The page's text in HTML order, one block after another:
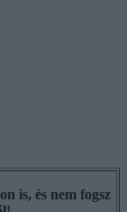
is, és nem fogsz